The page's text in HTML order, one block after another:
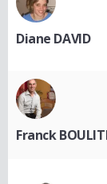
Diane DAVID
Franck